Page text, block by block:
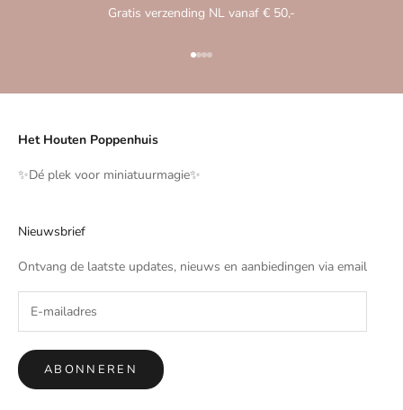
Gratis verzending NL vanaf € 50,-
Naar artikel 1
Naar artikel 2
Naar artikel 3
Naar artikel 4
Het Houten Poppenhuis
✨️Dé plek voor miniatuurmagie✨️
Nieuwsbrief
Ontvang de laatste updates, nieuws en aanbiedingen via email
ABONNEREN